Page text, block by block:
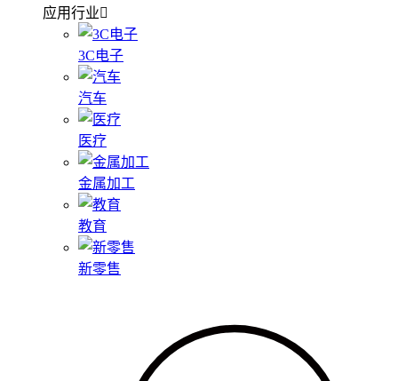
应用行业
3C电子
汽车
医疗
金属加工
教育
新零售